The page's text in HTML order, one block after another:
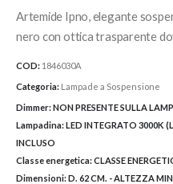
era:
1.015,00€.
è:
Artemide Ipno, elegante
nero con ottica trasparente
COD: 1846030A
Categoria: Lampade a Sospensione
Dimmer:NON PRESENTE SULLA
Lampadina:LED INTEGRATO 3000K
INCLUSO
Classe energetica:CLASSE
Dimensioni:D. 62 CM. - ALTEZZA